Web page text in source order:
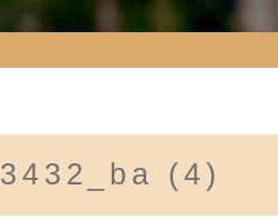
3432_ba (4)